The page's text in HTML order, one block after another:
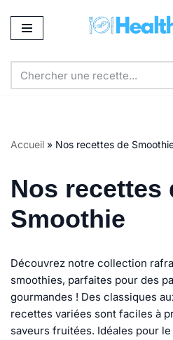
Aller
contenu
Accueil » Nos recettes de
Nos recettes
Smoothie
Découvrez notre collection
smoothies, parfaites pour des
gourmandes ! Des classiques
recettes variées sont faciles à
saveurs fruitées. Idéales pour